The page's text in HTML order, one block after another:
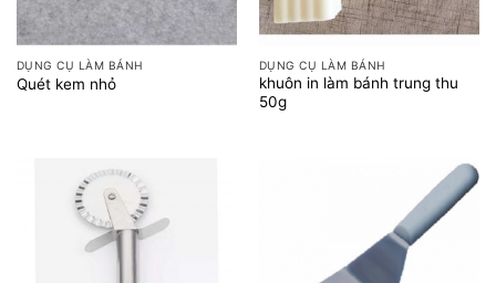
DỤNG CỤ LÀM BÁNH
Quét kem nhỏ
DỤNG CỤ LÀM BÁNH
khuôn in làm bánh trung thu
50g